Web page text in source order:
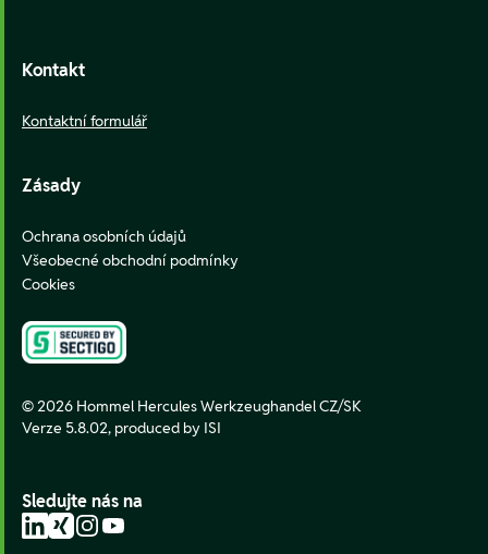
Kontakt
Kontaktní formulář
Zásady
Ochrana osobních údajů
Všeobecné obchodní podmínky
Cookies
© 2026 Hommel Hercules Werkzeughandel CZ/SK
Verze 5.8.02, produced by ISI
Sledujte nás na
LinkedIn
XingInstagram
YouTube